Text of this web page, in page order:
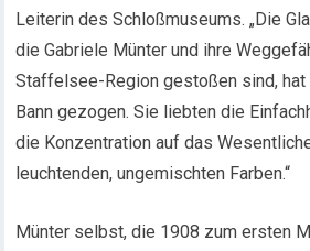
Leiterin des Schloßmuseums. „Die
die Gabriele Münter und ihre
Staffelsee-Region gestoßen sind,
Bann gezogen. Sie liebten die
die Konzentration auf das
leuchtenden, ungemischten Farben.“
Münter selbst, die 1908 zum ersten